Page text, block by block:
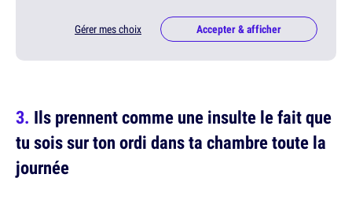
Gérer mes choix Accepter & afficher
Ils prennent comme une insulte le fait que
tu sois sur ton ordi dans ta chambre toute la
journée